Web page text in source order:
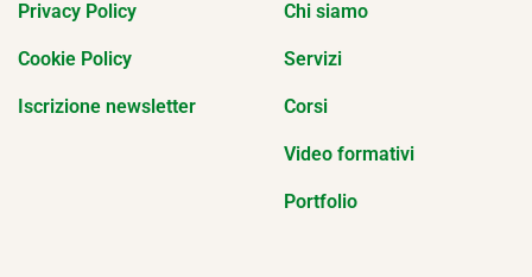
Privacy Policy
Cookie Policy
Iscrizione newsletter
Chi siamo
Servizi
Corsi
Video formativi
Portfolio